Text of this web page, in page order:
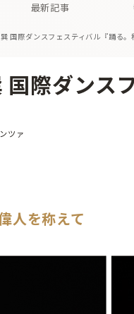
最新記事
古楽とその先と
現場のプロが
無料ライブ配
か
国際ダンスフェスティバル『踊る。
際ダンス
リー
ツァ
人を称えて